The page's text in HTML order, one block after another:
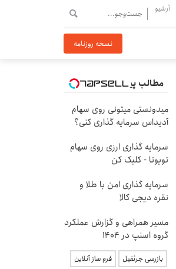
آرشیو
نسخه روزنامه
مطالب پیشنهادی
میدونستی میتونی روی سهام
آدیداس سرمایه گذاری کنی؟
سرمایه گذاری ارزی روی سهام
تویوتا - کلیک کن
سرمایه گذاری امن با طلا و
نقره دیجی کالا
مسیر همراهی و گزارش عملکرد
گروه اسنپ در ۱۴۰۴
بازرسی جرثقیل
فرم ساز آنلاین